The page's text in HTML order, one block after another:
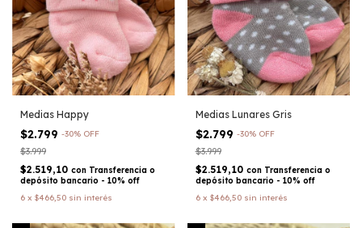
Medias Happy
$2.799 -30% OFF
$3.999
$2.519,10 con Transferencia o
depósito bancario - 10% off
6 x $466,50 sin interés
Medias Lunares Gris
$2.799 -30% OFF
$3.999
$2.519,10 con Transferencia o
depósito bancario - 10% off
6 x $466,50 sin interés